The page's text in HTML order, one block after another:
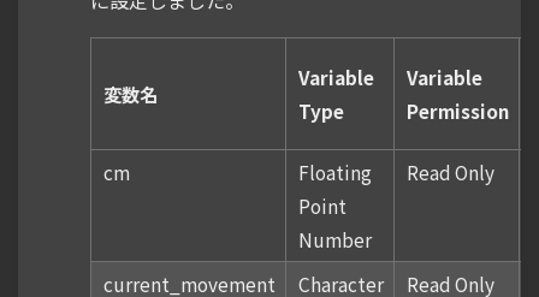
変数名
Variable
Type
Variable
Permission
cm
Floating
Point
Number
Read Only
current_movement Character Read Only